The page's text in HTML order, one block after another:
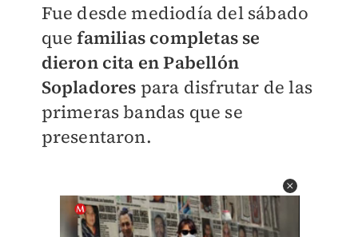
Fue desde mediodía del sábado
que familias completas se
dieron cita en Pabellón
Sopladores para disfrutar de las
primeras bandas que se
presentaron.